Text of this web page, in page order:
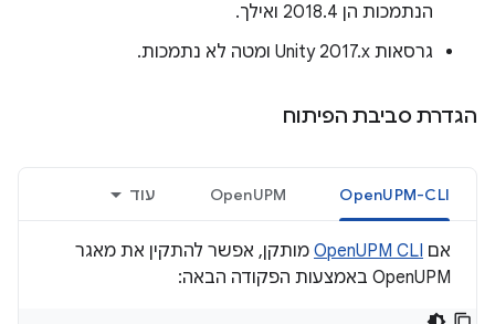
הנתמכות הן 2018.4 ואילך.
גרסאות Unity 2017.x ומטה לא נתמכות.
הגדרת סביבת הפיתוח
OpenUPM-CLI
OpenUPM עוד
אם OpenUPM CLI מותקן, אפשר להתקין את מאגר
OpenUPM באמצעות הפקודה הבאה: